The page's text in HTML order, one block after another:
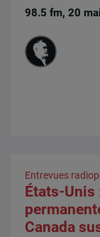
98.5 fm, 20
Entrevues
États-Unis
Canada